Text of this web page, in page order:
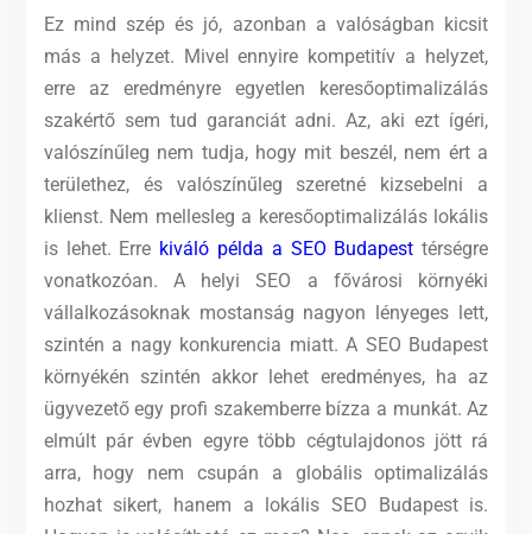
Ez mind szép és jó, azonban a valóságban kicsit
más a helyzet. Mivel ennyire kompetitív a helyzet,
erre az eredményre egyetlen keresőoptimalizálás
szakértő sem tud garanciát adni. Az, aki ezt ígéri,
valószínűleg nem tudja, hogy mit beszél, nem ért a
területhez, és valószínűleg szeretné kizsebelni a
klienst. Nem mellesleg a keresőoptimalizálás lokális
is lehet. Erre kiváló példa a SEO Budapest térségre
vonatkozóan. A helyi SEO a fővárosi környéki
vállalkozásoknak mostanság nagyon lényeges lett,
szintén a nagy konkurencia miatt. A SEO Budapest
környékén szintén akkor lehet eredményes, ha az
ügyvezető egy profi szakemberre bízza a munkát. Az
elmúlt pár évben egyre több cégtulajdonos jött rá
arra, hogy nem csupán a globális optimalizálás
hozhat sikert, hanem a lokális SEO Budapest is.